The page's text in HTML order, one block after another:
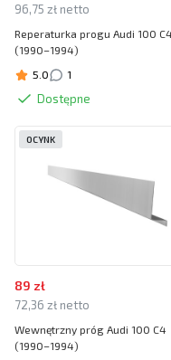
96,75 zł netto
Reperaturka progu Audi 100 C4
(1990–1994)
5.0
1
Dostępne
89 zł
72,36 zł netto
Wewnętrzny próg Audi 100 C4
(1990–1994)
OCYNK